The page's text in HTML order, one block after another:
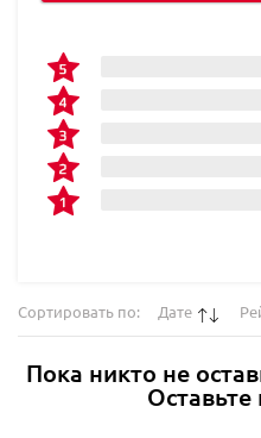
Сортировать по: Дате
Пока никто не